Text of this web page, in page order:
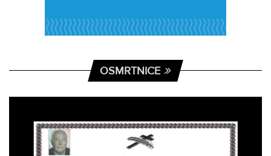
OSMRTNICE